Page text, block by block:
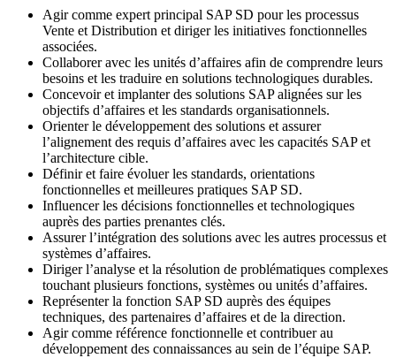
Agir comme expert principal SAP SD pour les processus
Vente et Distribution et diriger les initiatives fonctionnelles
associées.
Collaborer avec les unités d’affaires afin de comprendre leurs
besoins et les traduire en solutions technologiques durables.
Concevoir et implanter des solutions SAP alignées sur les
objectifs d’affaires et les standards organisationnels.
Orienter le développement des solutions et assurer
l’alignement des requis d’affaires avec les capacités SAP et
l’architecture cible.
Définir et faire évoluer les standards, orientations
fonctionnelles et meilleures pratiques SAP SD.
Influencer les décisions fonctionnelles et technologiques
auprès des parties prenantes clés.
Assurer l’intégration des solutions avec les autres processus et
systèmes d’affaires.
Diriger l’analyse et la résolution de problématiques complexes
touchant plusieurs fonctions, systèmes ou unités d’affaires.
Représenter la fonction SAP SD auprès des équipes
techniques, des partenaires d’affaires et de la direction.
Agir comme référence fonctionnelle et contribuer au
développement des connaissances au sein de l’équipe SAP.